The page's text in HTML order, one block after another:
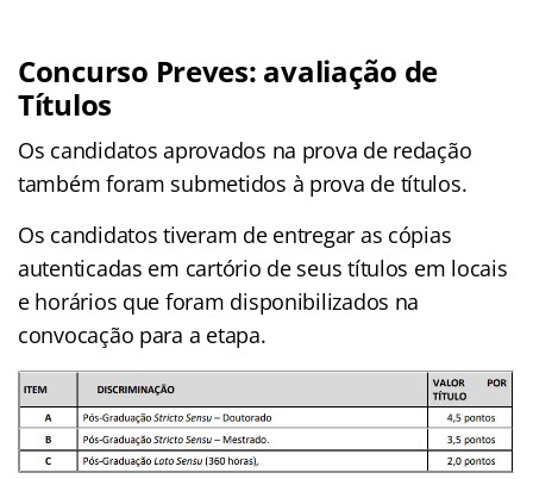
Concurso Preves: avaliação de
Títulos
Os candidatos aprovados na prova de redação
também foram submetidos à prova de títulos.
Os candidatos tiveram de entregar as cópias
autenticadas em cartório de seus títulos em locais
e horários que foram disponibilizados na
convocação para a etapa.